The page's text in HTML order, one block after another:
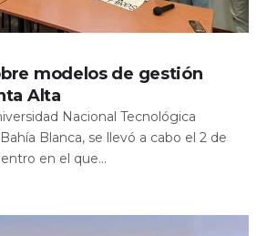
modelos de gestión
Alta
Nacional Tecnológica
Blanca, se llevó a cabo el 2 de
en el que...